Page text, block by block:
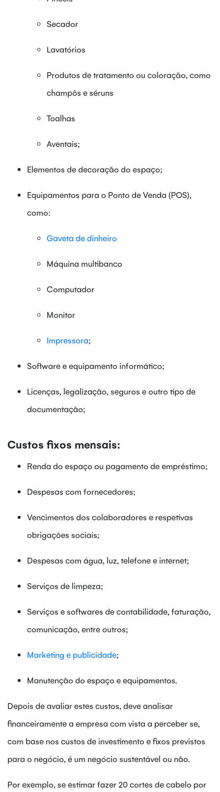
Secador
Lavatórios
Produtos de tratamento ou coloração, como
champôs e séruns
Toalhas
Aventais;
Elementos de decoração do espaço;
Equipamentos para o Ponto de Venda (POS),
como:
Gaveta de dinheiro
Máquina multibanco
Computador
Monitor
Impressora;
Software e equipamento informático;
Licenças, legalização, seguros e outro tipo de
documentação;
Custos fixos mensais:
Renda do espaço ou pagamento de empréstimo;
Despesas com fornecedores;
Vencimentos dos colaboradores e respetivas
obrigações sociais;
Despesas com água, luz, telefone e internet;
Serviços de limpeza;
Serviços e softwares de contabilidade, faturação,
comunicação, entre outros;
Marketing e publicidade;
Manutenção do espaço e equipamentos.
Depois de avaliar estes custos, deve analisar
financeiramente a empresa com vista a perceber se,
com base nos custos de investimento e fixos previstos
para o negócio, é um negócio sustentável ou não.
Por exemplo, se estimar fazer 20 cortes de cabelo por